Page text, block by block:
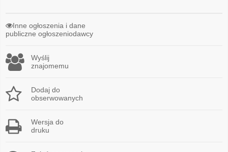
Inne ogłoszenia i dane
publiczne ogłoszeniodawcy
Wyślij
znajomemu
Dodaj do
obserwowanych
Wersja do
druku